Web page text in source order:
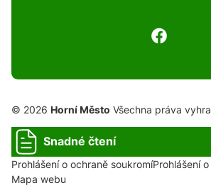
© 2026 Horní Město Všechna práva
Snadné čtení
Prohlášení o ochraně soukromíProhlášení
Mapa webu